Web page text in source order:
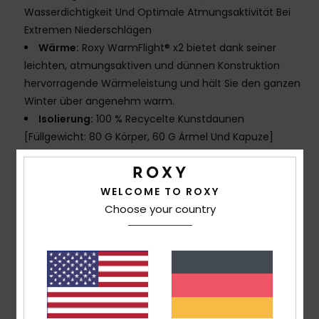
Wasserdichtigkeit Und Optimale Atmungsaktivität Bei
Extremen Niederschlägen
Wärme: Roxy WarmFlight® x2 bietet dank seiner
leichten, atmungsaktiven und dünnen Konstruktion
hervorragende Wärmeleistung und hält Sie den ganzen
Winter über angenehm warm.
Isolierung: 100 % Recycelte Kunstdaunen
[Füllgewicht: 80 G Körper, 60 G Ärmel Und Kapuze]
Passform:Entspannt, eine trendige, lockere
Passform mit überschnittenen Schultern für
maximalen Komfort und Stil
ÖKOLOGISCHE MASSNAHMEN:Hergestellt Aus
Mindestens 70 % Recycelten Fasern [% Ist Der
PFAS-freie wasserabweisende Beschichtung
Obermaterial:100 % recyceltes Polyester-Dobby
MERKMALE
Nähte:Voll Verklebte Nähte
WELCOME TO ROXY
Choose your country